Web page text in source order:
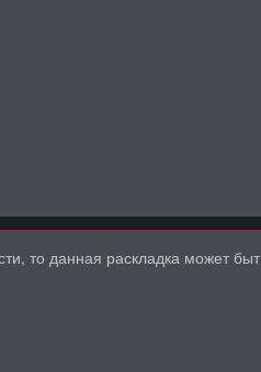
то данная раскладка может